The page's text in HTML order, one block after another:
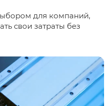
для компаний,
свои затраты без